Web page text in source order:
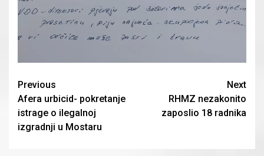
Continue
Reading
Previous
Afera urbicid- pokretanje
istrage o ilegalnoj
izgradnji u Mostaru
Next
RHMZ nezakonito
zaposlio 18 radnika